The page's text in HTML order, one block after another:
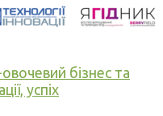
бізнес та
успіх